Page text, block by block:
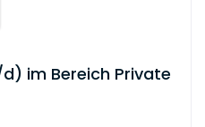
im Bereich Private